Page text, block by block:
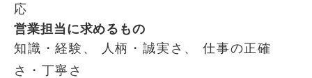
応
営業担当に求めるもの
知識・経験、 人柄・誠実さ、 仕事の正確
さ・丁寧さ